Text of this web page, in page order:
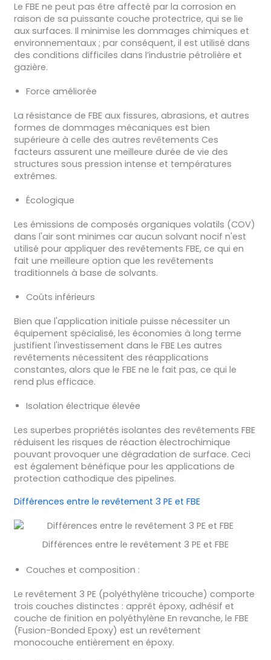
Le FBE ne peut pas être affecté par la corrosion en
raison de sa puissante couche protectrice, qui se lie
aux surfaces. Il minimise les dommages chimiques et
environnementaux ; par conséquent, il est utilisé dans
des conditions difficiles dans l’industrie pétrolière et
gazière.
Force améliorée
La résistance de FBE aux fissures, abrasions, et autres
formes de dommages mécaniques est bien
supérieure à celle des autres revêtements Ces
facteurs assurent une meilleure durée de vie des
structures sous pression intense et températures
extrêmes.
Écologique
Les émissions de composés organiques volatils (COV)
dans l'air sont minimes car aucun solvant nocif n'est
utilisé pour appliquer des revêtements FBE, ce qui en
fait une meilleure option que les revêtements
traditionnels à base de solvants.
Coûts inférieurs
Bien que l'application initiale puisse nécessiter un
équipement spécialisé, les économies à long terme
justifient l'investissement dans le FBE Les autres
revêtements nécessitent des réapplications
constantes, alors que le FBE ne le fait pas, ce qui le
rend plus efficace.
Isolation électrique élevée
Les superbes propriétés isolantes des revêtements FBE
réduisent les risques de réaction électrochimique
pouvant provoquer une dégradation de surface. Ceci
est également bénéfique pour les applications de
protection cathodique des pipelines.
Différences entre le revêtement 3 PE et FBE
Différences entre le revêtement 3 PE et FBE
Couches et composition :
Le revêtement 3 PE (polyéthylène tricouche) comporte
trois couches distinctes : apprêt époxy, adhésif et
couche de finition en polyéthylène En revanche, le FBE
(Fusion-Bonded Epoxy) est un revêtement
monocouche entièrement en époxy.